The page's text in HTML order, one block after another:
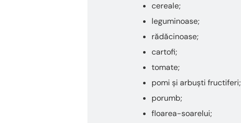
cereale;
leguminoase;
rădăcinoase;
cartofi;
tomate;
pomi și arbuști fructiferi;
porumb;
floarea-soarelui;